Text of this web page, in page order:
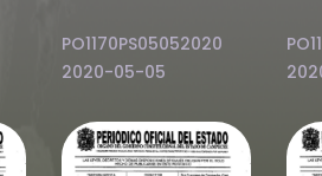
PO1170PS05052020
2020-05-05